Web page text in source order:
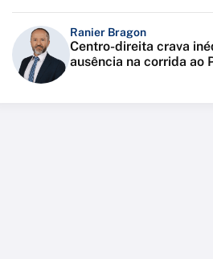
Ranier Bragon
Centro-direita crava
ausência na corrida ao